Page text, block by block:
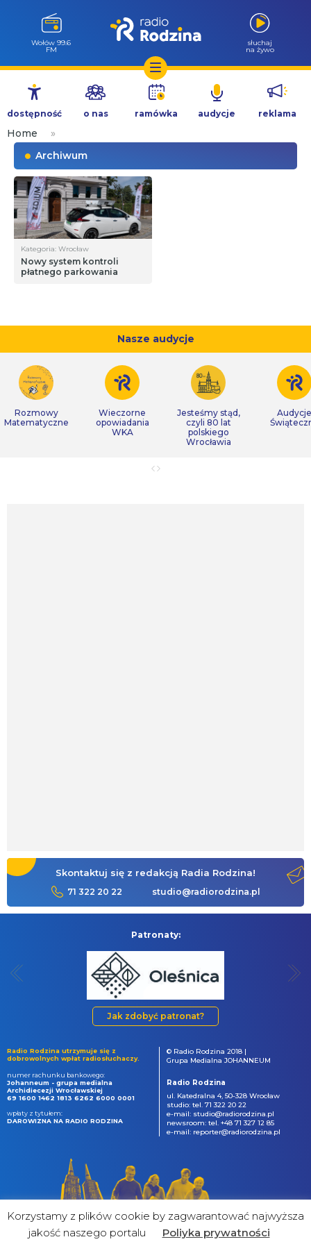
Przejdź
treści
Wołów 99.6
FM
słuchaj
na żywo
dostępność o nas ramówka audycje reklama
Home
»
Archiwum
Kategoria: Wrocław
Nowy system kontroli
płatnego parkowania
Nasze audycje
Rozmowy
Matematyczne
Wieczorne
opowiadania
WKA
Jesteśmy stąd,
czyli 80 lat
polskiego
Wrocławia
Audycje
Skontaktuj się z redakcją Radia Rodzina!
71 322 20 22 studio@radiorodzina.pl
Patronaty:
Jak zdobyć patronat?
Radio Rodzina utrzymuje się z
dobrowolnych wpłat radiosłuchaczy.
numer rachunku bankowego:
Johanneum - grupa medialna
Archidiecezji Wrocławskiej
69 1600 1462 1813 6262 6000 0001
wpłaty z tytułem:
DAROWIZNA NA RADIO RODZINA
© Radio Rodzina 2018 |
Grupa Medialna JOHANNEUM
Radio Rodzina
ul. Katedralna 4, 50-328 Wrocław
studio: tel. 71 322 20 22
e-mail: studio@radiorodzina.pl
newsroom: tel. +48 71 327 12 85
e-mail: reporter@radiorodzina.pl
Korzystamy z plików cookie by zagwarantować najwyższa
jakość naszego portalu
Poliyka prywatności